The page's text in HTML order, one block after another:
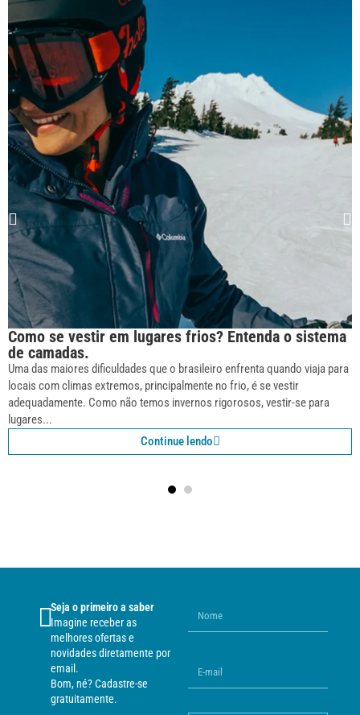
Como se vestir em lugares frios? Entenda o sistema
de camadas.
Uma das maiores dificuldades que o brasileiro enfrenta quando viaja para
locais com climas extremos, principalmente no frio, é se vestir
adequadamente. Como não temos invernos rigorosos, vestir-se para
lugares...
Continue lendo
Seja o primeiro a saber
Imagine receber as
melhores ofertas e
novidades diretamente por
email.
Bom, né? Cadastre-se
gratuitamente.